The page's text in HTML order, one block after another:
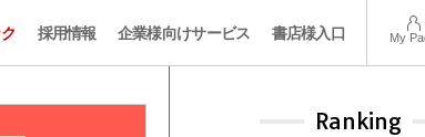
採用情報 企業様向けサービス 書店様入口 My
Ranking